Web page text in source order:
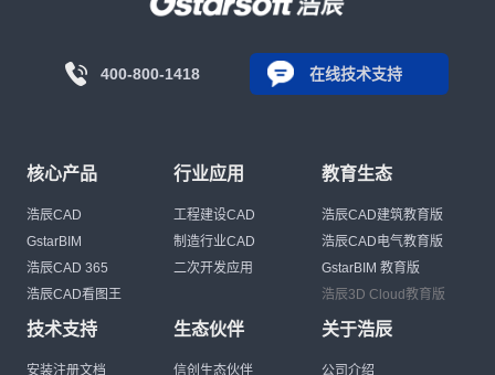
400-800-1418 在线技术支持
核心产品
浩辰CAD
GstarBIM
浩辰CAD 365
浩辰CAD看图王
行业应用
工程建设CAD
制造行业CAD
二次开发应用
教育生态
浩辰CAD建筑教育版
浩辰CAD电气教育版
GstarBIM 教育版
浩辰3D Cloud教育版
技术支持
安装注册文档
生态伙伴
信创生态伙伴
关于浩辰
公司介绍